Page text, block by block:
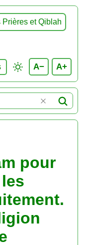
Prières et Qiblah
A− A+
pour